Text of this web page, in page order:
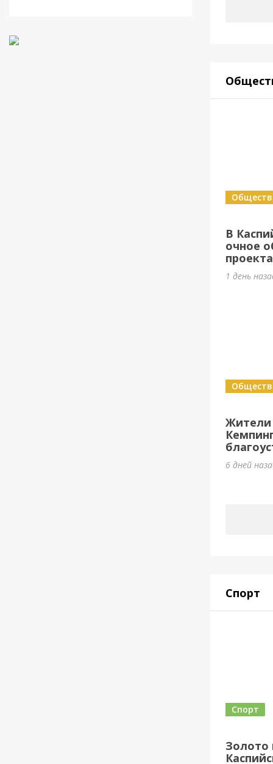
В
очное
1 день
Жители
6 дней
Спорт
Золото
Спорт